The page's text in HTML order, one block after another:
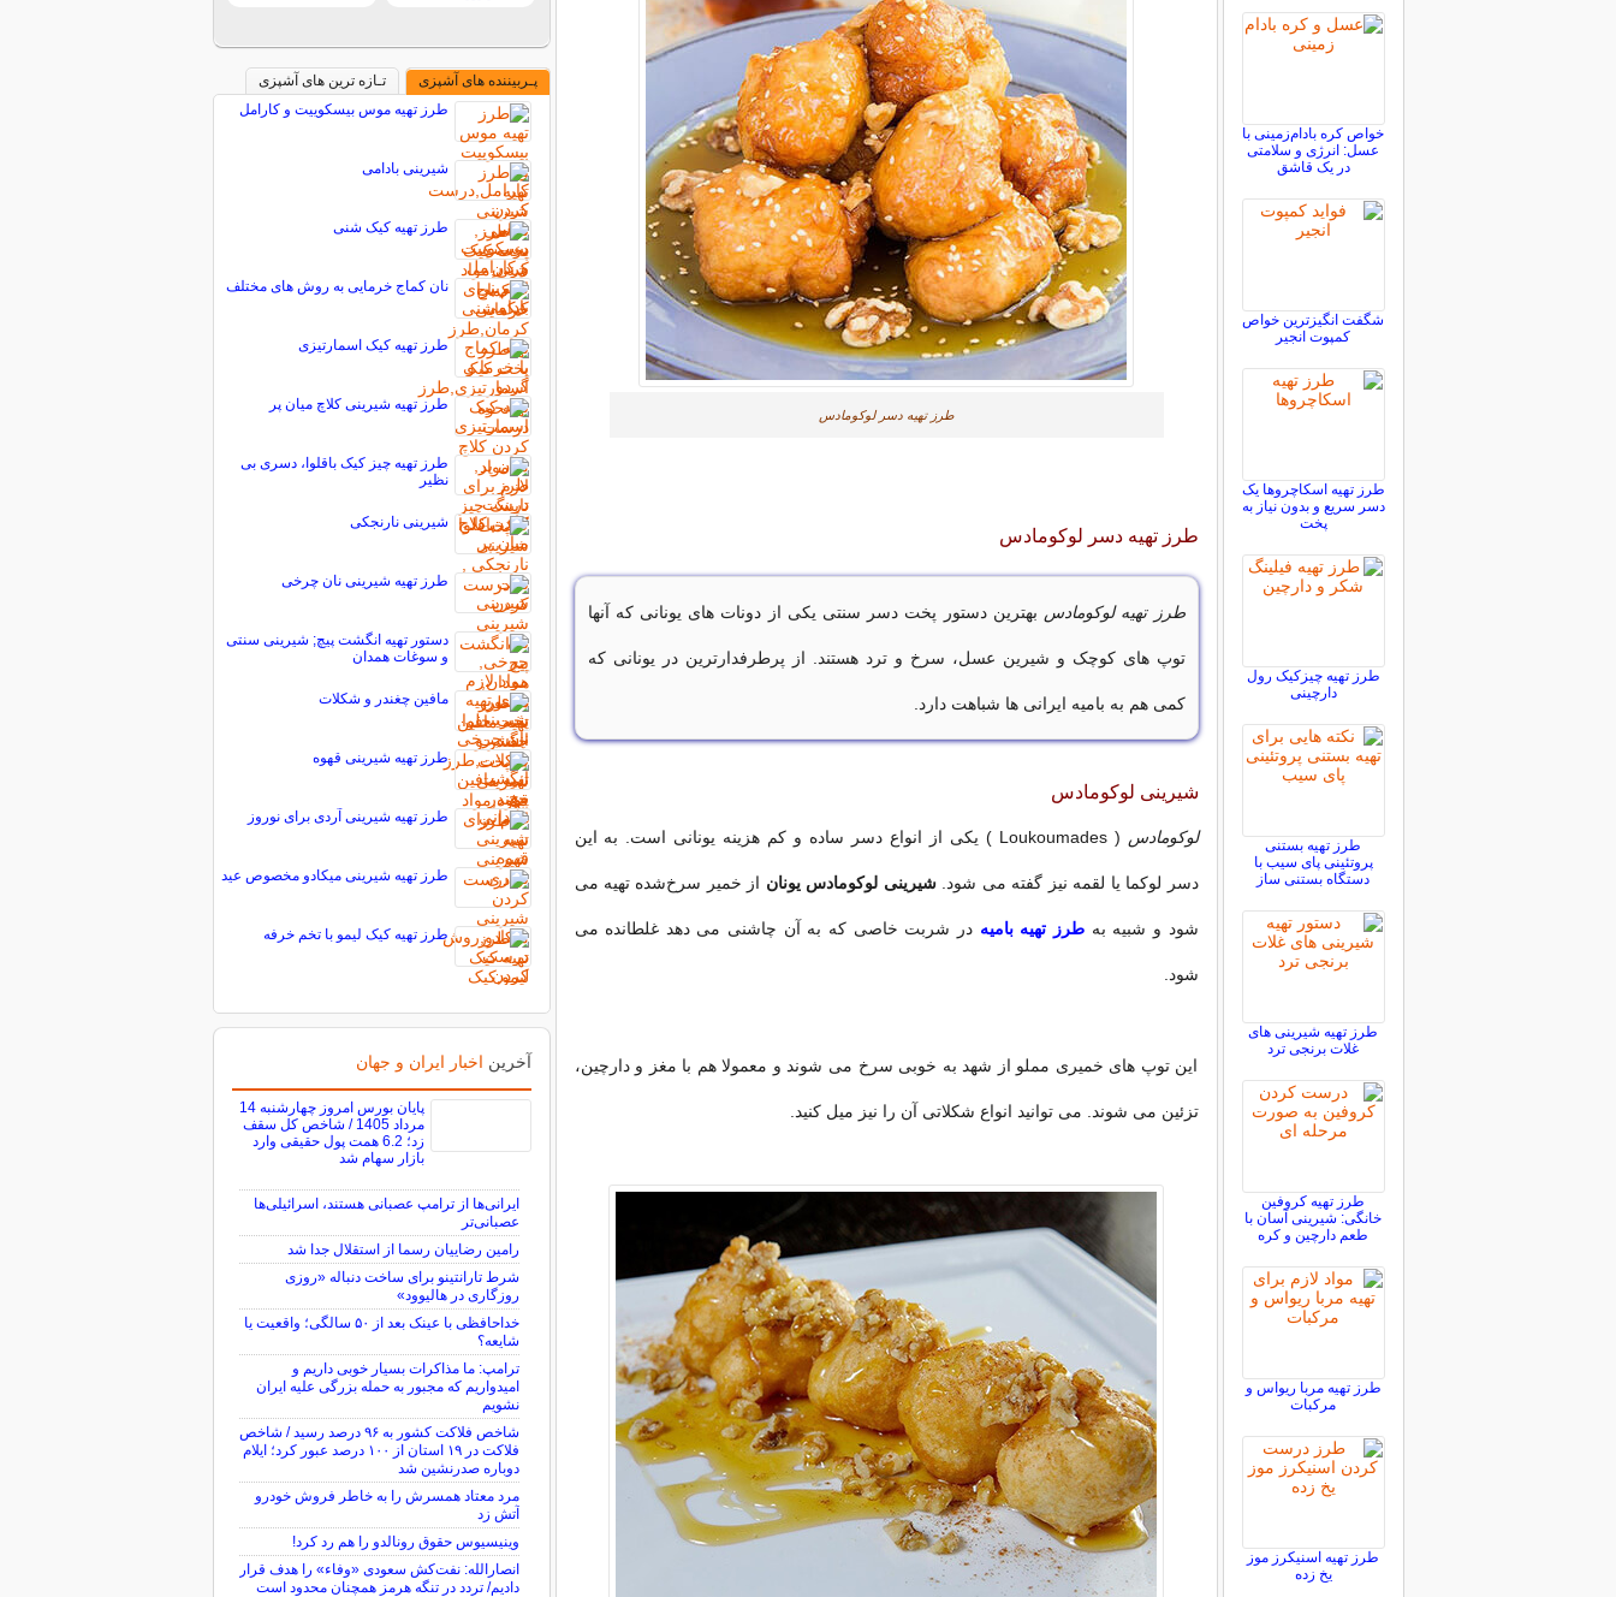
طرز تهیه دسر لوکومادس
طرز تهیه دسر لوکومادس
طرز تهیه لوکومادس بهترین دستور پخت دسر سنتی یکی از دونات های یونانی که آنها
توپ های کوچک و شیرین عسل، سرخ و ترد هستند. از پرطرفدارترین در یونانی که
کمی هم به بامیه ایرانی ها شباهت دارد.
شیرینی لوکومادس
لوکومادس ( Loukoumades ) یکی از انواع دسر ساده و کم هزینه یونانی است. به این
دسر لوکما یا لقمه نیز گفته می شود.شیرینی لوکومادس یونان از خمیر سرخ‌شده تهیه می
شود و شبیه بهطرز تهیه بامیه در شربت خاصی که به آن چاشنی می دهد غلطانده می
شود.
این توپ های خمیری مملو از شهد به خوبی سرخ می شوند و معمولا هم با مغز و دارچین،
تزئین می شوند. می توانید انواع شکلاتی آن را نیز میل کنید.
خواص کره بادام‌زمینی با
عسل: انرژی و سلامتی
در یک قاشق
شگفت انگیزترین خواص
کمپوت انجیر
طرز تهیه اسکاچروها یک
دسر سریع و بدون نیاز به
پخت
طرز تهیه چیزکیک رول
دارچینی
طرز تهیه بستنی
پروتئینی پای سیب با
دستگاه بستنی ساز
طرز تهیه شیرینی های
غلات برنجی ترد
طرز تهیه کروفین
خانگی: شیرینی آسان با
طعم دارچین و کره
طرز تهیه مربا ریواس و
مرکبات
طرز تهیه اسنیکرز موز
یخ زده
پـربیننده های آشپزی
تـازه ترین های آشپزی
طرز تهیه موس بیسکوییت و کارامل
شیرینی بادامی
طرز تهیه کیک شنی
نان كماج خرمايی به روش های مختلف
طرز تهیه کیک اسمارتیزی
طرز تهیه شیرینی کلاچ میان پر
طرز تهیه چیز کیک باقلوا، دسری بی
نظیر
شیرینی نارنجکی
طرز تهیه شیرینی نان چرخی
دستور تهیه انگشت پیچ; شیرینی سنتی
و سوغات همدان
مافین چغندر و شکلات
طرز تهیه شیرینی قهوه
طرز تهیه شیرینی آردی برای نوروز
طرز تهیه شیرینی میکادو مخصوص عید
طرز تهیه کیک لیمو با تخم خرفه
آخرین اخبار ایران و جهان
پایان بورس امروز چهارشنبه 14
مرداد 1405 / شاخص کل سقف
زد؛ 6.2 همت پول حقیقی وارد
بازار سهام شد
ایرانی‌ها از ترامپ عصبانی هستند، اسرائیلی‌ها
عصبانی‌تر
رامین رضاییان رسما از استقلال جدا شد
شرط تارانتینو برای ساخت دنباله «روزی
روزگاری در هالیوود»
خداحافظی با عینک بعد از ۵۰ سالگی؛ واقعیت یا
شایعه؟
ترامپ: ما مذاکرات بسیار خوبی داریم و
امیدواریم که مجبور به حمله بزرگی علیه ایران
نشویم
شاخص فلاکت کشور به ۹۶ درصد رسید / شاخص
فلاکت در ۱۹ استان از ۱۰۰ درصد عبور کرد؛ ایلام
دوباره صدرنشین شد
مرد معتاد همسرش را به خاطر فروش خودرو
آتش زد
وینیسیوس حقوق رونالدو را هم رد کرد!
انصارالله: نفت‌کش سعودی «وفاء» را هدف قرار
دادیم/ تردد در تنگه هرمز همچنان محدود است